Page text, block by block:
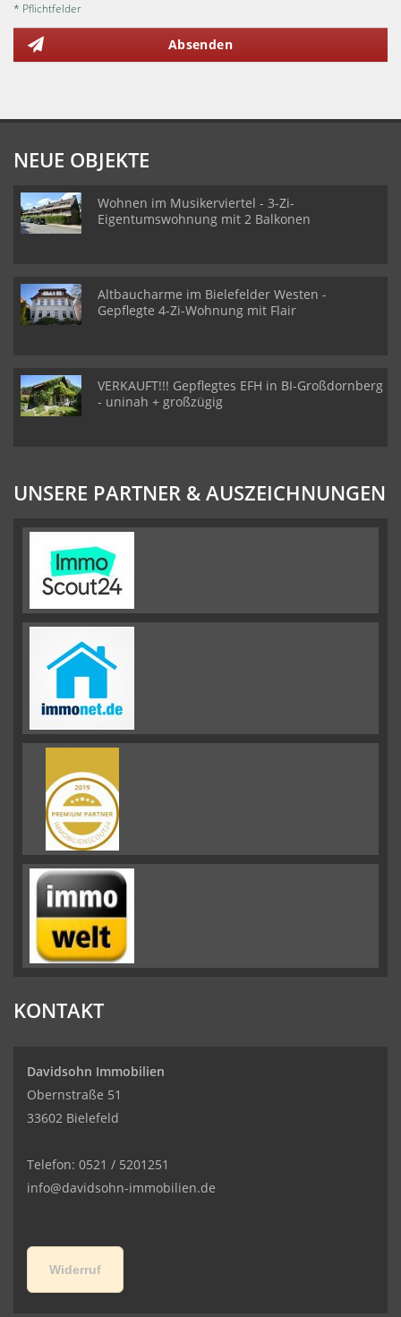
* Pflichtfelder
Absenden
NEUE OBJEKTE
Wohnen im Musikerviertel - 3-Zi-
Eigentumswohnung mit 2 Balkonen
Altbaucharme im Bielefelder Westen -
Gepflegte 4-Zi-Wohnung mit Flair
VERKAUFT!!! Gepflegtes EFH in BI-Großdornberg
- uninah + großzügig
UNSERE PARTNER & AUSZEICHNUNGEN
KONTAKT
Davidsohn Immobilien
Obernstraße 51
33602 Bielefeld
Telefon: 0521 / 5201251
info@davidsohn-immobilien.de
Widerruf